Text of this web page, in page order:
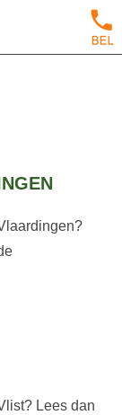
Lees dan